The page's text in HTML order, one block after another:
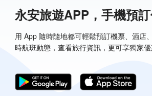
永安旅遊APP，手機預訂
用 App 隨時隨地都可輕鬆預訂機票、酒店
時航班動態，查看旅行資訊，更可享獨家優